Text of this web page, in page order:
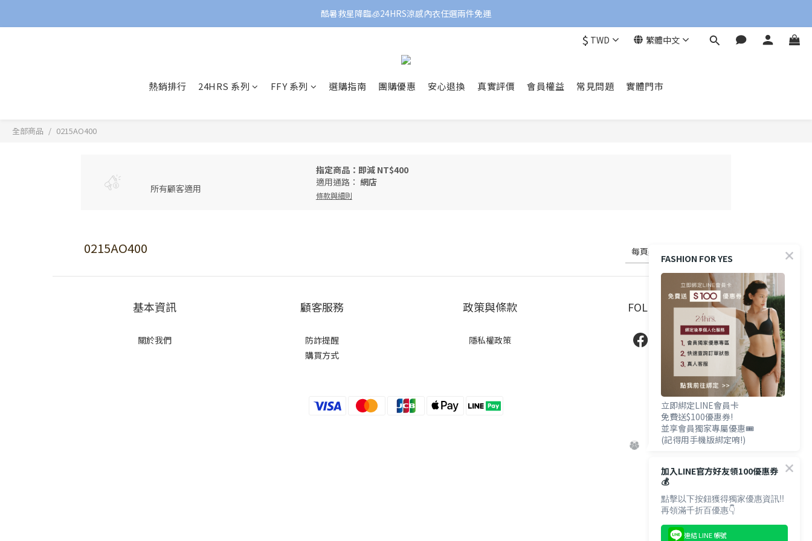
酷暑救星降臨🧊24HRS涼感內衣任選兩件免運
$ TWD 繁體中文
熱銷排行 24HRS 系列 FFY 系列 選購指南 團購優惠 安心退換 真實評價 會員權益 常見問題 實體門市
全部商品 0215AO400
所有顧客適用
指定商品：即減 NT$400
適用通路： 網店
條款與細則
0215AO400 每頁顯示 72 個
基本資訊
關於我們
顧客服務
防詐提醒
購買方式
政策與條款
隱私權政策
FOLLOW US
FASHION FOR YES
立即綁定LINE會員卡
免費送$100優惠券!
並享會員獨家專屬優惠🎟️
(記得用手機版綁定唷!)
加入LINE官方好友領100優惠券
💰
點擊以下按鈕獲得獨家優惠資訊!!
再領滿千折百優惠👇
連結 LINE 帳號